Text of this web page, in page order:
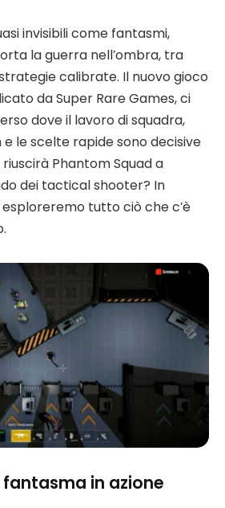
invisibili come fantasmi,
la guerra nell’ombra, tra
calibrate. Il nuovo gioco
da Super Rare Games, ci
dove il lavoro di squadra,
le scelte rapide sono decisive
Phantom Squad a
dei tactical shooter? In
tutto ciò che c’è
in azione